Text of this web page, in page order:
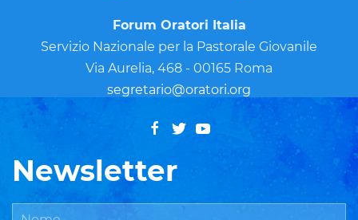
Forum Oratori Italia
Servizio Nazionale per la Pastorale Giovanile
Via Aurelia, 468 - 00165 Roma
segretario@oratori.org
Newsletter